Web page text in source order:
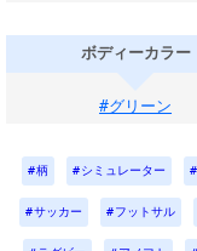
ボディーカラー
#グリーン
柄 シミュレーター
サッカー フットサル